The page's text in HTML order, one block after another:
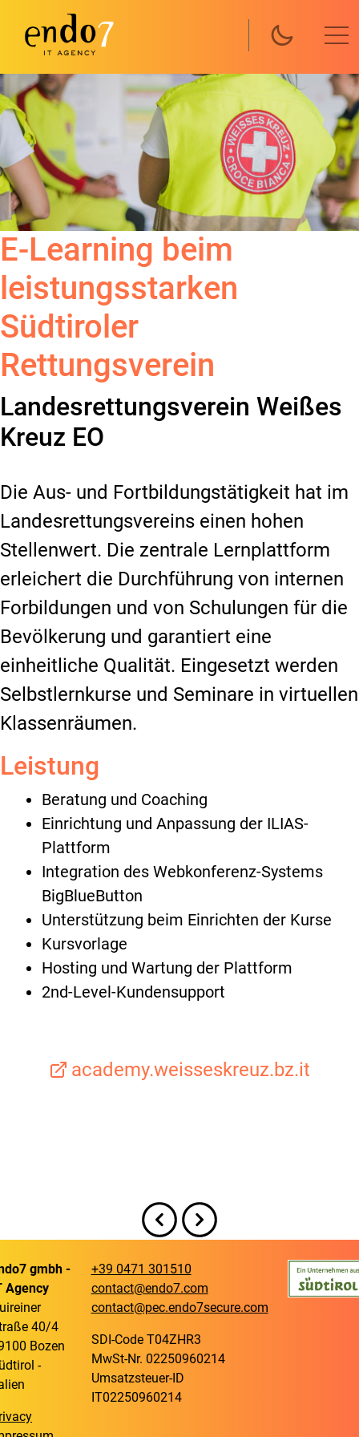
E-Learning beim
leistungsstarken
Südtiroler
Rettungsverein
Landesrettungsverein Weißes
Kreuz EO
Die Aus- und Fortbildungstätigkeit hat im
Landesrettungsvereins einen hohen
Stellenwert. Die zentrale Lernplattform
erleichert die Durchführung von internen
Forbildungen und von Schulungen für die
Bevölkerung und garantiert eine
einheitliche Qualität. Eingesetzt werden
Selbstlernkurse und Seminare in virtuellen
Klassenräumen.
Leistung
Beratung und Coaching
Einrichtung und Anpassung der ILIAS-
Plattform
Integration des Webkonferenz-Systems
BigBlueButton
Unterstützung beim Einrichten der Kurse
Kursvorlage
Hosting und Wartung der Plattform
2nd-Level-Kundensupport
academy.weisseskreuz.bz.it
gmbh -
Agency
40/4
Bozen
-
+39 0471 301510
contact@endo7.com
contact@pec.endo7secure.com
SDI-Code T04ZHR3
MwSt-Nr. 02250960214
Umsatzsteuer-ID
IT02250960214